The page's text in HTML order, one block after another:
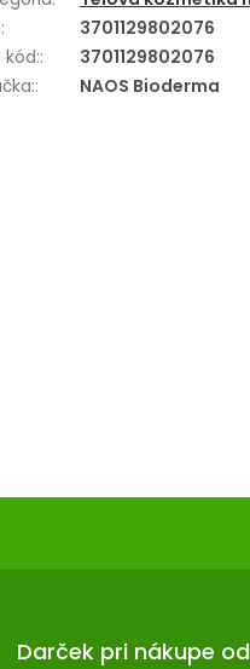
:
3701129802076
kód::
3701129802076
: NAOS Bioderma
Darček pri nákupe